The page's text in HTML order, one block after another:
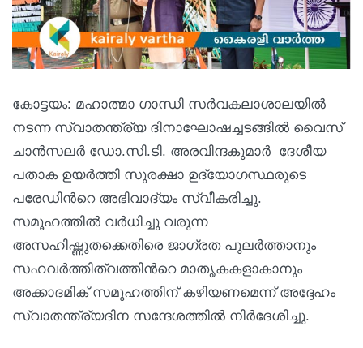
കോട്ടയം: മഹാത്മാ ഗാന്ധി സര്‍വകലാശാലയില്‍
നടന്ന സ്വാതന്ത്ര്യ ദിനാഘോഷച്ചടങ്ങില്‍ വൈസ്
ചാന്‍സലര്‍ ഡോ.സി.ടി. അരവിന്ദകുമാര്‍ ദേശീയ
പതാക ഉയര്‍ത്തി സുരക്ഷാ ഉദ്യോഗസ്ഥരുടെ
പരേഡിന്‍റെ അഭിവാദ്യം സ്വീകരിച്ചു.
സമൂഹത്തില്‍ വര്‍ധിച്ചു വരുന്ന
അസഹിഷ്ണുതക്കെതിരെ ജാഗ്രത പുലര്‍ത്താനും
സഹവര്‍ത്തിത്വത്തിന്‍റെ മാതൃകകളാകാനും
അക്കാദമിക് സമൂഹത്തിന് കഴിയണമെന്ന് അദ്ദേഹം
സ്വാതന്ത്ര്യദിന സന്ദേശത്തില്‍ നിര്‍ദേശിച്ചു.